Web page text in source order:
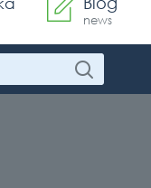
news